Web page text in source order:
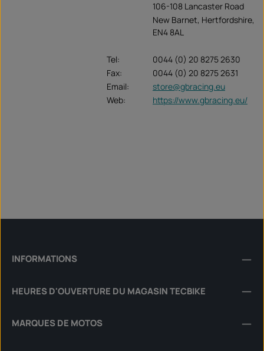
106-108 Lancaster Road
New Barnet, Hertfordshire,
EN4 8AL
Tel:
0044 (0) 20 8275 2630
Fax:
0044 (0) 20 8275 2631
Email:
store@gbracing.eu
Web:
https://www.gbracing.eu/
INFORMATIONS
HEURES D'OUVERTURE DU MAGASIN TECBIKE
MARQUES DE MOTOS